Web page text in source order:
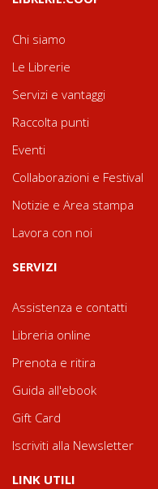
Chi siamo
Le Librerie
Servizi e vantaggi
Raccolta punti
Eventi
Collaborazioni e Festival
Notizie e Area stampa
Lavora con noi
SERVIZI
Assistenza e contatti
Libreria online
Prenota e ritira
Guida all'ebook
Gift Card
Iscriviti alla Newsletter
LINK UTILI